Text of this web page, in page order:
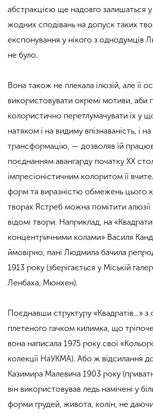
абстракцією ще надовго залишаться
жодних сподівань на допуск таких
експонування у нікого з однодумців
не було.
Вона також не плекала ілюзій, але її
використовувати окремі мотиви, аби
колористично перетлумачувати їх у
натяком і на видиму впізнаваність, і
трансформацію, — дозволяв їй
поєднанням авангарду початку ХХ
імпресіоністичним колоритом її
форм та виразністю обмежень цього
творах Ястреб можна помітити
відомі твори. Наприклад, на
концентричними колами» Василя
ймовірно, пані Людмила бачила
1913 року (зберігається у Міській
Ленбаха, Мюнхен).
Поєднавши структуру «Квадратів…» з
плетеного гачком килимка, що
вона написала 1975 року свої
колекції НаУКМА). Або ж відсилання
Казимира Малевича 1903 року
він використовував ледь намічені у
форми грудей, живота, колін, не